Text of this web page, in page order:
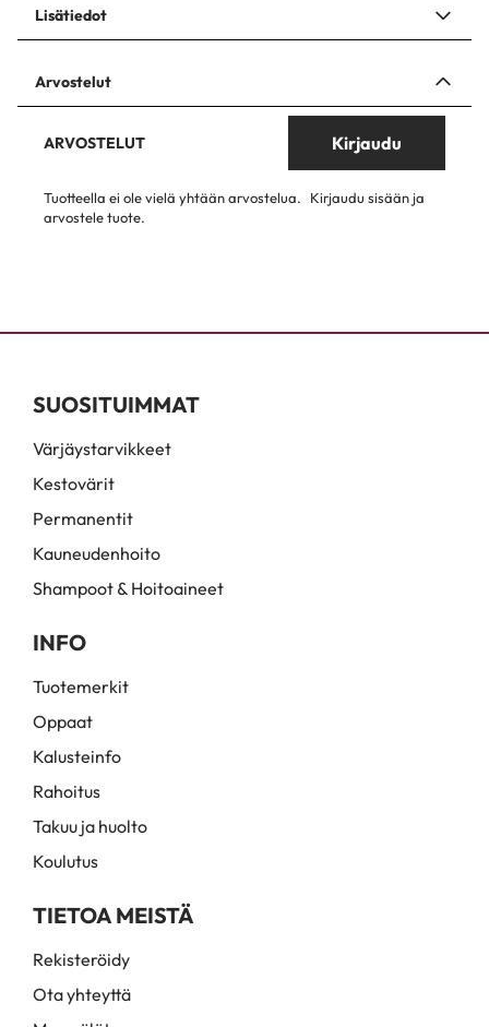
Lisätiedot
Arvostelut
ARVOSTELUT Kirjaudu
Tuotteella ei ole vielä yhtään arvostelua.
Kirjaudu sisään ja
arvostele tuote.
SUOSITUIMMAT
Värjäystarvikkeet
Kestovärit
Permanentit
Kauneudenhoito
Shampoot & Hoitoaineet
INFO
Tuotemerkit
Oppaat
Kalusteinfo
Rahoitus
Takuu ja huolto
Koulutus
TIETOA MEISTÄ
Rekisteröidy
Ota yhteyttä